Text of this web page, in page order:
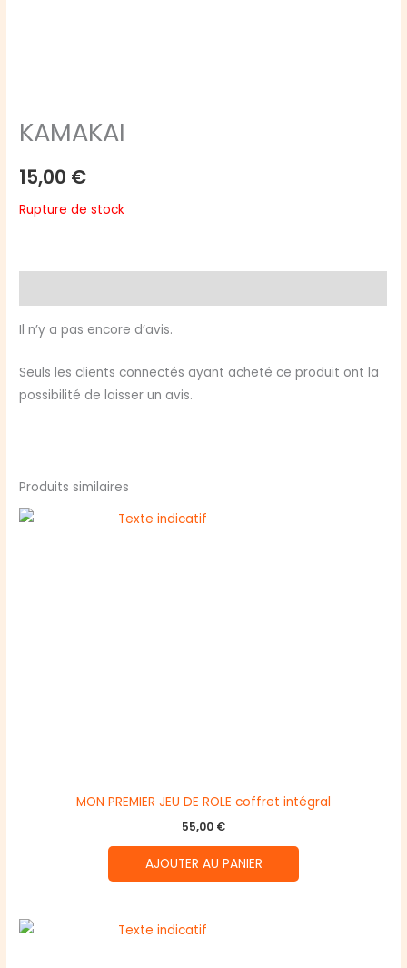
KAMAKAI
15,00 €
Rupture de stock
Il n’y a pas encore d’avis.
Seuls les clients connectés ayant acheté ce produit ont la
possibilité de laisser un avis.
Produits similaires
MON PREMIER JEU DE ROLE coffret intégral
55,00 €
AJOUTER AU PANIER